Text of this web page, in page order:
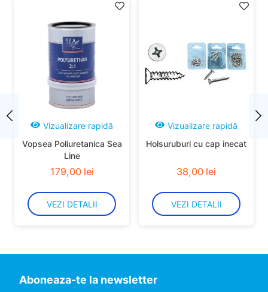
Vizualizare rapidă
Vopsea Poliuretanica Sea
Line
179,00 lei
VEZI DETALII
Vizualizare rapidă
Holsuruburi cu cap inecat
38,00 lei
VEZI DETALII
Aboneaza-te la newsletter